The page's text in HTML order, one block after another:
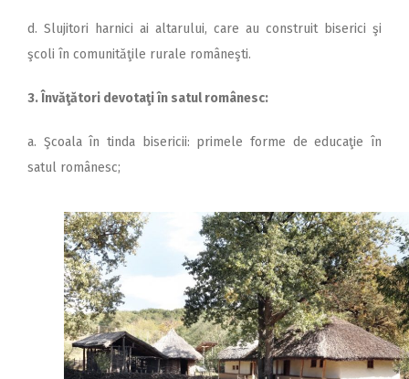
d. Slujitori harnici ai altarului, care au construit biserici şi
şcoli în comunităţile rurale româneşti.
3. Învăţători devotaţi în satul românesc:
a. Şcoala în tinda bisericii: primele forme de educaţie în
satul românesc;